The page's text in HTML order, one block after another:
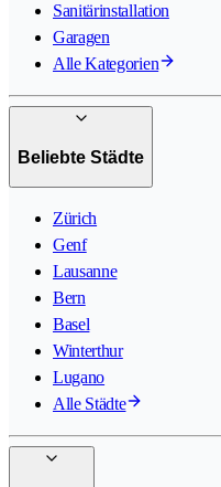
Sanitärinstallation
Garagen
Alle Kategorien
Beliebte Städte
Zürich
Genf
Lausanne
Bern
Basel
Winterthur
Lugano
Alle Städte